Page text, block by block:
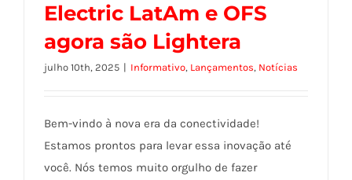
Electric LatAm e OFS
agora são Lightera
julho 10th, 2025 | Informativo, Lançamentos, Notícias
Bem-vindo à nova era da conectividade!
Estamos prontos para levar essa inovação até
você. Nós temos muito orgulho de fazer